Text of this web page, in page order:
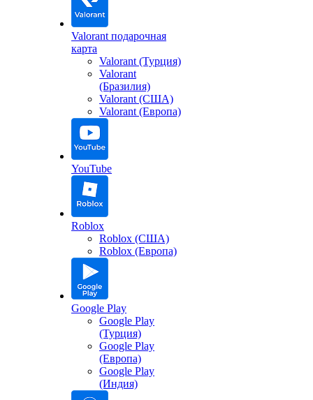
Valorant подарочная
карта
Valorant (Турция)
Valorant
(Бразилия)
Valorant (США)
Valorant (Европа)
YouTube
Roblox
Roblox (США)
Roblox (Европа)
Google Play
Google Play
(Турция)
Google Play
(Европа)
Google Play
(Индия)